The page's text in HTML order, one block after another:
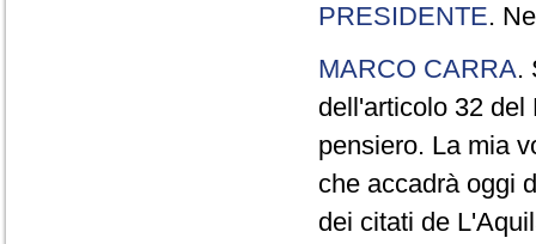
PRESIDENTE.
MARCO CARRA.
dell'articolo 32 del
pensiero. La mia
che accadrà oggi
dei citati de